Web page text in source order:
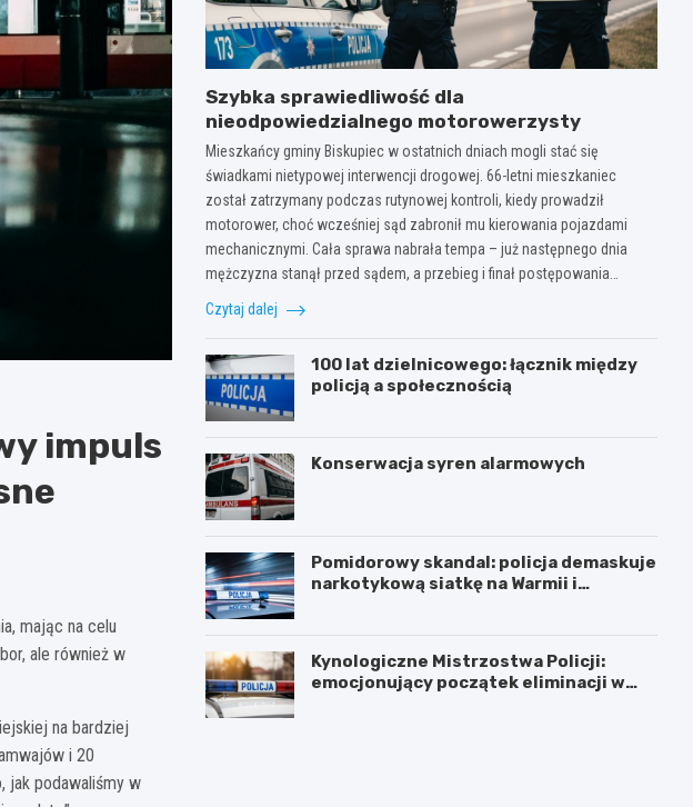
impuls
mając na celu
ale również w
na bardziej
i 20
jak podawaliśmy w
Szybka sprawiedliwość dla
nieodpowiedzialnego motorowerzysty
Mieszkańcy gminy Biskupiec w ostatnich dniach mogli stać się
świadkami nietypowej interwencji drogowej. 66-letni mieszkaniec
został zatrzymany podczas rutynowej kontroli, kiedy prowadził
motorower, choć wcześniej sąd zabronił mu kierowania pojazdami
mechanicznymi. Cała sprawa nabrała tempa – już następnego dnia
mężczyzna stanął przed sądem, a przebieg i finał postępowania…
Czytaj dalej
100 lat dzielnicowego: łącznik między
policją a społecznością
Konserwacja syren alarmowych
Pomidorowy skandal: policja demaskuje
narkotykową siatkę na Warmii i
Kynologiczne Mistrzostwa Policji:
emocjonujący początek eliminacji w